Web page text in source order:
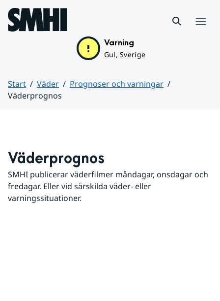
Hoppa till sidans innehåll
Varning
Gul, Sverige
Start Väder
Prognoser och varningar
Väderprognos
Väderprognos
SMHI publicerar väderfilmer måndagar, onsdagar och
fredagar. Eller vid särskilda väder- eller
varningssituationer.